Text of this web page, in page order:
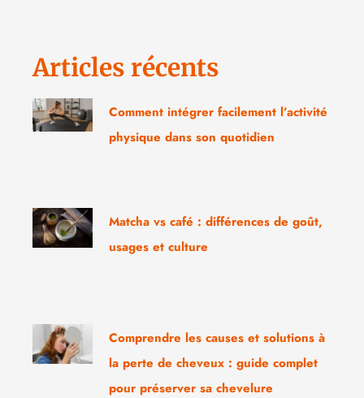
Articles récents
Comment intégrer facilement l’activité
physique dans son quotidien
Matcha vs café : différences de goût,
usages et culture
Comprendre les causes et solutions à
la perte de cheveux : guide complet
pour préserver sa chevelure